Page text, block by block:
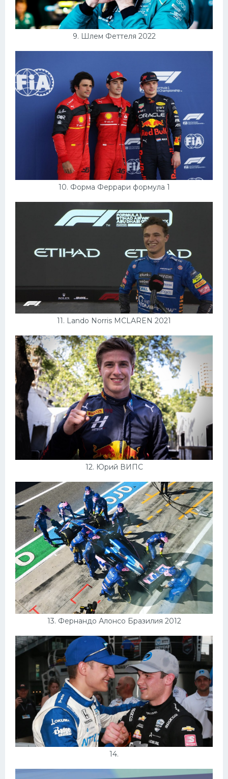
9. Шлем Феттеля 2022
10. Форма Феррари формула 1
11. Lando Norris MCLAREN 2021
12. Юрий ВИПС
13. Фернандо Алонсо Бразилия 2012
14.